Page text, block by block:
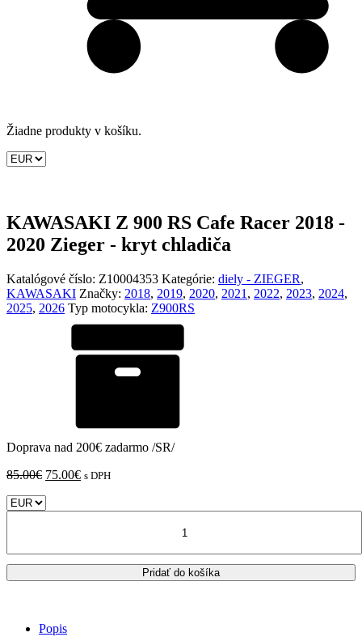
Žiadne produkty v košíku.
KAWASAKI Z 900 RS Cafe Racer 2018 -
2020 Zieger - kryt chladiča
Katalógové číslo: Z10004353 Kategórie: diely - ZIEGER,
KAWASAKI Značky: 2018, 2019, 2020, 2021 , 2022, 2023, 2024,
2025, 2026 Typ motocykla: Z900RS
Doprava nad 200€ zadarmo /SR/
85.00€ Pôvodná
75.00€Aktuálna
s DPH
Pridať do košíka
Popis